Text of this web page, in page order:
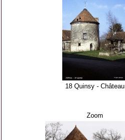
18 Quinsy - Château
Zoom